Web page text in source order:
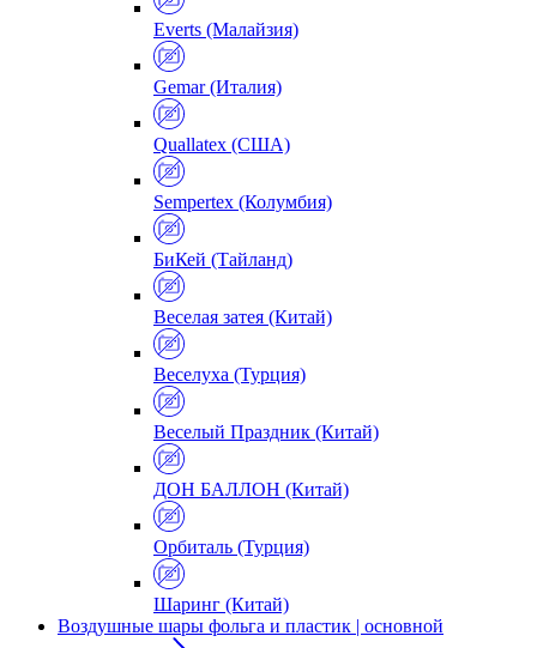
Everts (Малайзия)
Gemar (Италия)
Quallatex (США)
Sempertex (Колумбия)
БиКей (Тайланд)
Веселая затея (Китай)
Веселуха (Турция)
Веселый Праздник (Китай)
ДОН БАЛЛОН (Китай)
Орбиталь (Турция)
Шаринг (Китай)
Воздушные шары фольга и пластик | основной